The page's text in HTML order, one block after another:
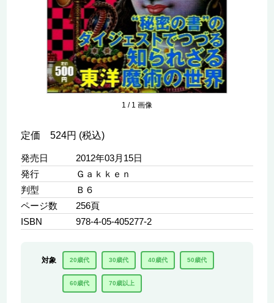
1 / 1 画像
定価 524円 (税込)
発売日
2012年03月15日
発行
Ｇａｋｋｅｎ
判型
Ｂ６
ページ数
256頁
ISBN
978-4-05-405277-2
対象 20歳代 30歳代 40歳代 50歳代
60歳代 70歳以上